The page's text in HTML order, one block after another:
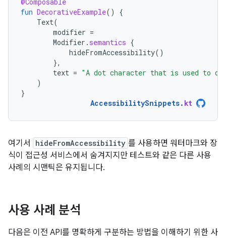
fun DecorativeExample()
{
Text(
modifier =
Modifier . semantics {
hideFromAccessibility()
},
text = "A dot character that is used to
)
}
AccessibilitySnippets. kt
여기서 hideFromAccessibility 를 사용하면 워터마크와 장
식이 접근성 서비스에서 숨겨지지만 테스트와 같은 다른 사용
사례의 시맨틱은 유지됩니다.
사용 사례 분석
다음은 이전 API를 명확하게 구분하는 방법을 이해하기 위한 사